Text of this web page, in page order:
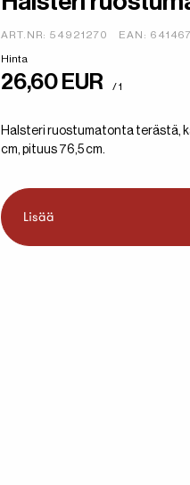
ART.NR: 54921270 EAN:
Hinta
26,60 EUR / 1
Halsteri ruostumatonta terästä,
cm, pituus 76,5 cm.
Lisää